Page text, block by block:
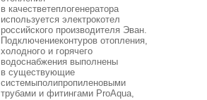
в качестветеплогенератора
используется электрокотел
российского производителя Эван.
Подключениеконтуров отопления,
холодного и горячего
водоснабжения выполнены
в существующие
системыполипропиленовыми
трубами и фитингами ProAqua,